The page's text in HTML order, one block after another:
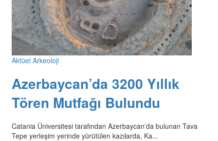
Aktüel Arkeoloji
Azerbaycan’da 3200 Yıllık
Tören Mutfağı Bulundu
Catania Üniversitesi tarafından Azerbaycan’da bulunan Tava
Tepe yerleşim yerinde yürütülen kazılarda, Ka...